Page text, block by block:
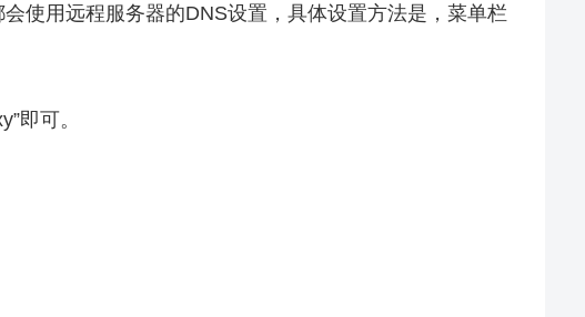
使用远程服务器的DNS设置，具体设置方法是，菜单栏
即可。